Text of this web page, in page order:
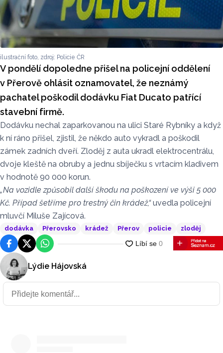
ilustrační foto, zdroj: Policie ČR
V pondělí dopoledne přišel na policejní oddělení
v Přerově ohlásit oznamovatel, že neznámý
pachatel poškodil dodávku Fiat Ducato patřící
stavební firmě.
Dodávku nechal zaparkovanou na ulici Staré Rybníky a když
k ní ráno přišel, zjistil, že někdo auto vykradl a poškodil
zámek zadních dveří. Zloděj z auta ukradl elektrocentrálu,
dvoje kleště na obruby a jednu sbíječku s vrtacím kladivem
v hodnotě 90 000 korun.
„Na vozidle způsobil další škodu na poškození ve výši 5 000
Kč. Případ šetříme pro trestný čin krádež,“uvedla policejní
mluvčí Miluše Zajícová.
dodávka Přerovsko krádež Přerov policie zloděj
FacebookPlatforma X
WhatsApp
Lýdie Hájovská